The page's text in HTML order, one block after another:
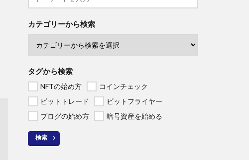
カテゴリーから検索
タグから検索
NFTの始め方
コインチェック
ビットトレード
ビットフライヤー
ブログの始め方
暗号資産を始める
検索